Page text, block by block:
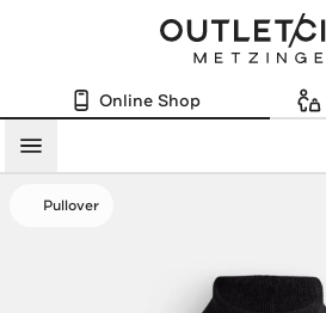
Online Shop
Menü
Pullover